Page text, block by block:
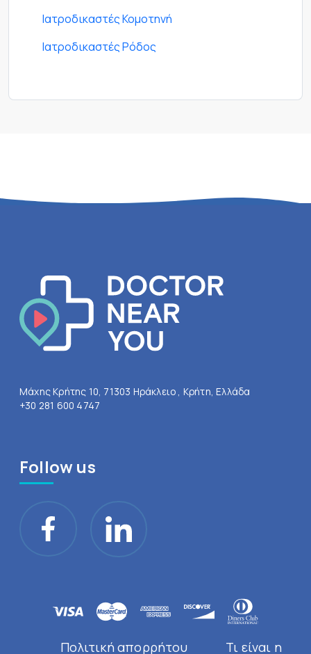
Ιατροδικαστές Κομοτηνή
Ιατροδικαστές Ρόδος
Μάχης Κρήτης 10, 71303 Ηράκλειο , Κρήτη, Ελλάδα
+30 281 600 4747
Follow us
Πολιτική απορρήτου Τι είναι η